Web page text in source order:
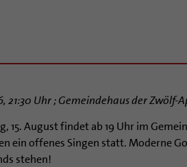
21:30 Uhr ; Gemeindehaus der
15. August findet ab 19 Uhr im
ein offenes Singen statt. Moderne
stehen!